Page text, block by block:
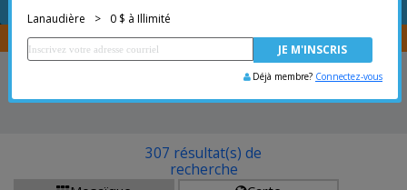
Placer une annonce
Vous êtes courtier, transférer vos propriétés avecCENTRIS
307 résultat(s) de
recherche
Lanaudière
> 0 $ à Illimité
Déjà membre? Connectez-vous